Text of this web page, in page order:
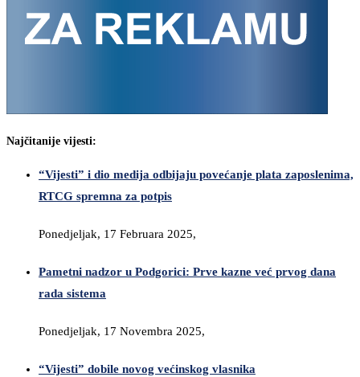
Najčitanije vijesti:
“Vijesti” i dio medija odbijaju povećanje plata zaposlenima,
RTCG spremna za potpis
Ponedjeljak, 17 Februara 2025,
Pametni nadzor u Podgorici: Prve kazne već prvog dana
rada sistema
Ponedjeljak, 17 Novembra 2025,
“Vijesti” dobile novog većinskog vlasnika